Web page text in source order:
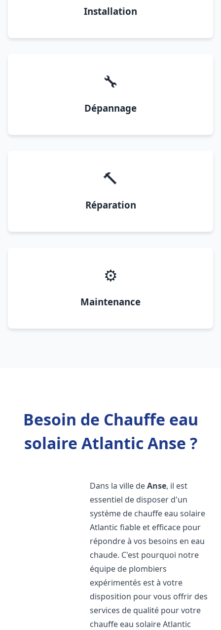
Installation
🔧
Dépannage
🔨
Réparation
⚙️
Maintenance
Besoin de Chauffe eau
solaire Atlantic Anse ?
Dans la ville deAnse, il est
essentiel de disposer d'un
système de chauffe eau solaire
Atlantic fiable et efficace pour
répondre à vos besoins en eau
chaude. C'est pourquoi notre
équipe de plombiers
expérimentés est à votre
disposition pour vous offrir des
services de qualité pour votre
chauffe eau solaire Atlantic